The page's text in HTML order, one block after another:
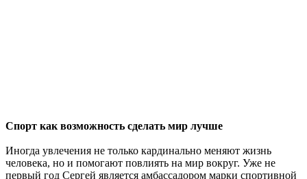
Спорт как возможность сделать мир лучше
Иногда увлечения не только кардинально меняют жизнь
человека, но и помогают повлиять на мир вокруг. Уже не
первый год Сергей является амбассадором марки спортивной